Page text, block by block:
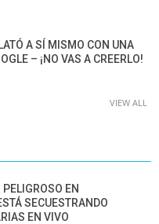
A SÍ MISMO CON UNA
– ¡NO VAS A CREERLO!
VIEW ALL
EN
SECUESTRANDO
EN VIVO